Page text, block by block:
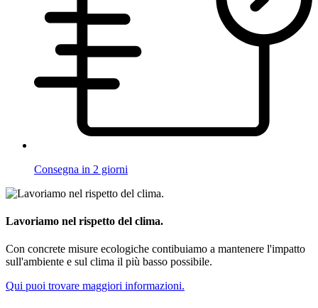
Consegna in 2 giorni
Lavoriamo nel rispetto del clima.
Con concrete misure ecologiche contibuiamo a mantenere l'impatto
sull'ambiente e sul clima il più basso possibile.
Qui puoi trovare maggiori informazioni.